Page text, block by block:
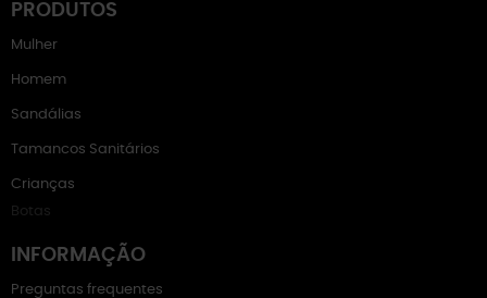
PRODUTOS
Mulher
Homem
Sandálias
Tamancos Sanitários
Crianças
Botas
INFORMAÇÃO
Preguntas frequentes